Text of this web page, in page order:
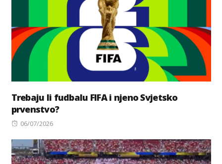
Trebaju li fudbalu FIFA i njeno Svjetsko
prvenstvo?
Posted
06/07/2026